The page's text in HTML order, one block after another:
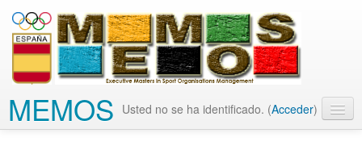
MEMOS Usted no se ha identificado. (Acceder)